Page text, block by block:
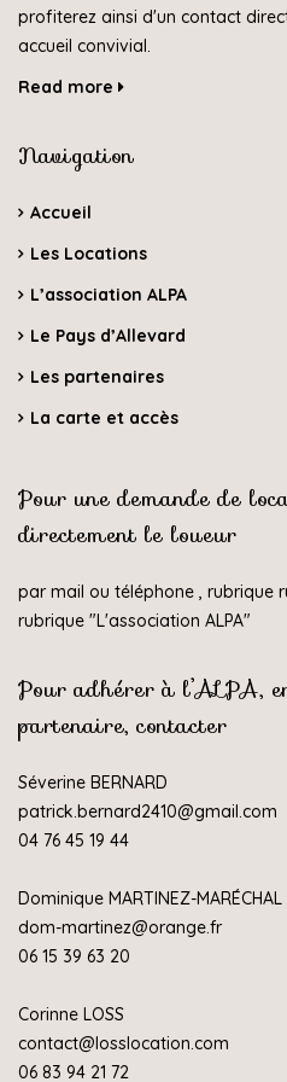
profiterez ainsi d'un contact
accueil convivial.
Read more
Navigation
Accueil
Les Locations
L’association ALPA
Le Pays d’Allevard
Les partenaires
La carte et accès
Pour une demande de
directement le loueur
par mail ou téléphone , rubrique
rubrique "L'association ALPA"
Pour adhérer à l’ALPA,
partenaire, contacter
Séverine BERNARD
patrick.bernard2410@gmail.com
04 76 45 19 44
Dominique MARTINEZ-MARÉCHAL
dom-martinez@orange.fr
06 15 39 63 20
Corinne LOSS
contact@losslocation.com
06 83 94 21 72